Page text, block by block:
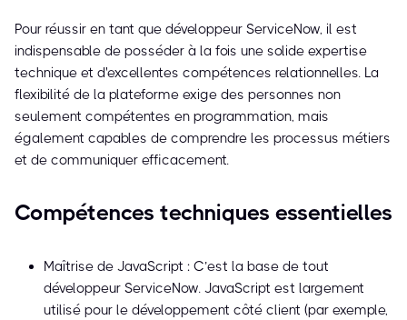
Pour réussir en tant que développeur ServiceNow, il est
indispensable de posséder à la fois une solide expertise
technique et d'excellentes compétences relationnelles. La
flexibilité de la plateforme exige des personnes non
seulement compétentes en programmation, mais
également capables de comprendre les processus métiers
et de communiquer efficacement.
Compétences techniques essentielles
Maîtrise de JavaScript : C’est la base de tout
développeur ServiceNow. JavaScript est largement
utilisé pour le développement côté client (par exemple,